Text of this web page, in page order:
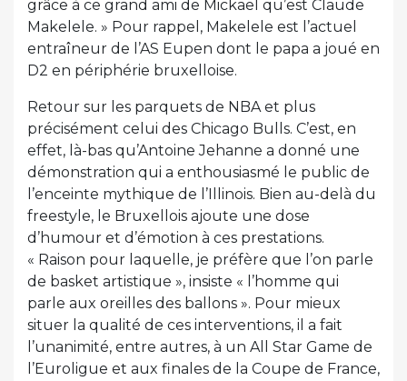
grâce à ce grand ami de Mickaël qu’est Claude
Makelele. » Pour rappel, Makelele est l’actuel
entraîneur de l’AS Eupen dont le papa a joué en
D2 en périphérie bruxelloise.
Retour sur les parquets de NBA et plus
précisément celui des Chicago Bulls. C’est, en
effet, là-bas qu’Antoine Jehanne a donné une
démonstration qui a enthousiasmé le public de
l’enceinte mythique de l’Illinois. Bien au-delà du
freestyle, le Bruxellois ajoute une dose
d’humour et d’émotion à ces prestations.
« Raison pour laquelle, je préfère que l’on parle
de basket artistique », insiste « l’homme qui
parle aux oreilles des ballons ». Pour mieux
situer la qualité de ces interventions, il a fait
l’unanimité, entre autres, à un All Star Game de
l’Euroligue et aux finales de la Coupe de France,